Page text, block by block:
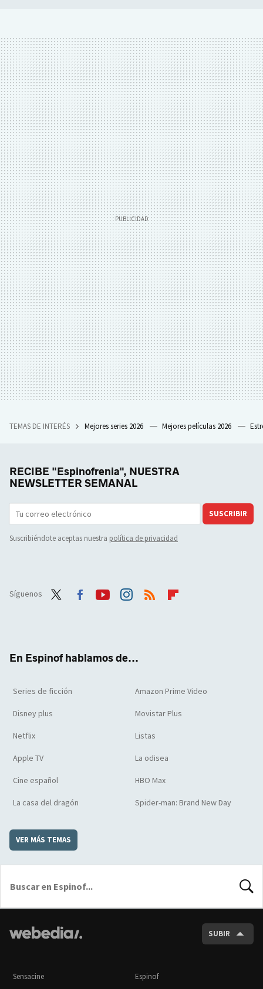
TEMAS DE INTERÉS Mejores series 2026 Mejores películas 2026
RECIBE "Espinofrenia", NUESTRA
NEWSLETTER SEMANAL
SUSCRIBIR
Suscribiéndote aceptas nuestra política de privacidad
Síguenos
En Espinof hablamos de...
Series de ficción Amazon Prime Video
Disney plus Movistar Plus
Netflix Listas
Apple TV La odisea
Cine español HBO Max
La casa del dragón Spider-man: Brand New Day
VER MÁS TEMAS
SUBIR
Sensacine Espinof